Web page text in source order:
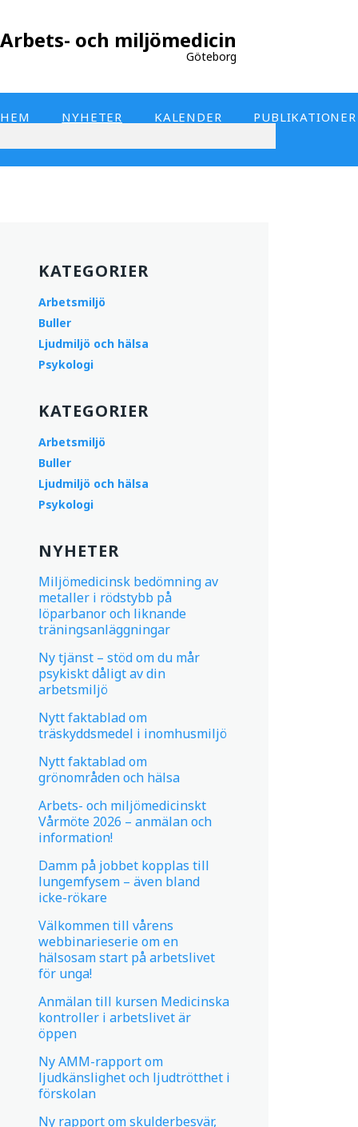
Arbets- och miljömedicin
Göteborg
HEM NYHETER KALENDER PUBLIKATIONER
KATEGORIER
Arbetsmiljö
Buller
Ljudmiljö och hälsa
Psykologi
KATEGORIER
Arbetsmiljö
Buller
Ljudmiljö och hälsa
Psykologi
NYHETER
Miljömedicinsk bedömning av
metaller i rödstybb på
löparbanor och liknande
träningsanläggningar
Ny tjänst – stöd om du mår
psykiskt dåligt av din
arbetsmiljö
Nytt faktablad om
träskyddsmedel i inomhusmiljö
Nytt faktablad om
grönområden och hälsa
Arbets- och miljömedicinskt
Vårmöte 2026 – anmälan och
information!
Damm på jobbet kopplas till
lungemfysem – även bland
icke-rökare
Välkommen till vårens
webbinarieserie om en
hälsosam start på arbetslivet
för unga!
Anmälan till kursen Medicinska
kontroller i arbetslivet är
öppen
Ny AMM-rapport om
ljudkänslighet och ljudtrötthet i
förskolan
Ny rapport om skulderbesvär,